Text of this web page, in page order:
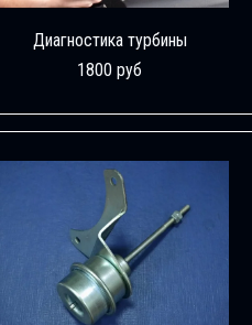
Диагностика турбины
1800 руб